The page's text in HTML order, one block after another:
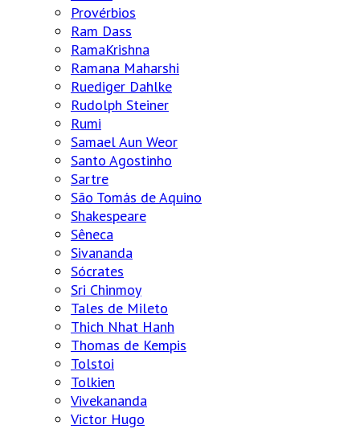
Provérbios
Ram Dass
RamaKrishna
Ramana Maharshi
Ruediger Dahlke
Rudolph Steiner
Rumi
Samael Aun Weor
Santo Agostinho
Sartre
São Tomás de Aquino
Shakespeare
Sêneca
Sivananda
Sócrates
Sri Chinmoy
Tales de Mileto
Thich Nhat Hanh
Thomas de Kempis
Tolstoi
Tolkien
Vivekananda
Victor Hugo